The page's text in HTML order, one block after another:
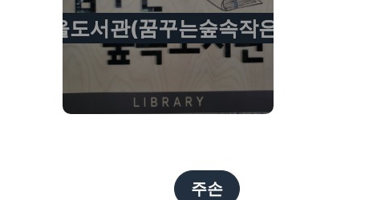
시립마을도서관(꿈꾸는숲속작은도서관)
주손